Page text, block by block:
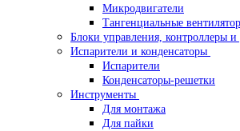
Микродвигатели
Тангенциальные
Блоки управления, контроллеры и
Испарители и конденсаторы
Испарители
Конденсаторы-решетки
Инструменты
Для монтажа
Для пайки